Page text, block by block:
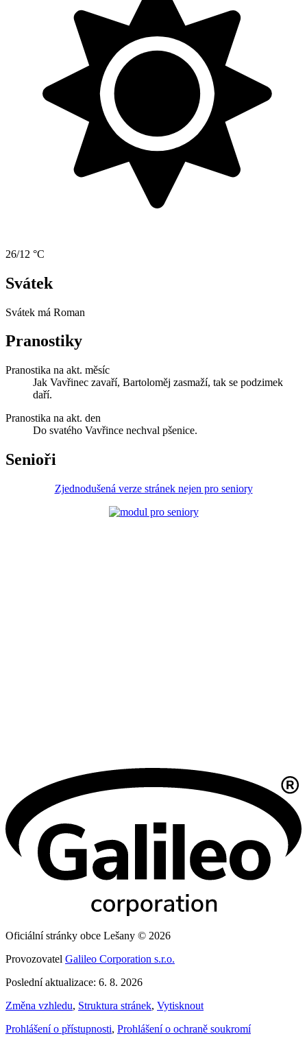
26/12 °C
Svátek
Svátek má Roman
Pranostiky
Pranostika na akt. měsíc
Jak Vavřinec zavaří, Bartoloměj zasmaží, tak se podzimek
daří.
Pranostika na akt. den
Do svatého Vavřince nechval pšenice.
Senioři
Zjednodušená verze stránek nejen pro seniory
Oficiální stránky obce Lešany © 2026
Provozovatel Galileo Corporation s.r.o.
Poslední aktualizace: 6. 8. 2026
Změna vzhledu, Struktura stránek, Vytisknout
Prohlášení o přístupnosti, Prohlášení o ochraně soukromí